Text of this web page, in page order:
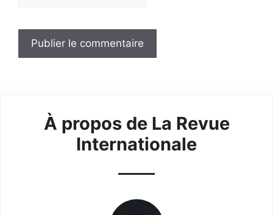
À propos de La Revue
Internationale